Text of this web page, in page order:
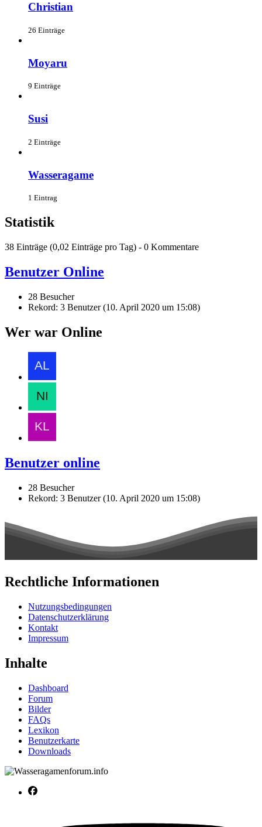
Christian
26 Einträge
Moyaru
9 Einträge
Susi
2 Einträge
Wasseragame
1 Eintrag
Statistik
38 Einträge (0,02 Einträge pro Tag) - 0 Kommentare
Benutzer Online
28 Besucher
Rekord: 3 Benutzer (10. April 2020 um 15:08)
Wer war Online
Benutzer online
28 Besucher
Rekord: 3 Benutzer (10. April 2020 um 15:08)
Rechtliche Informationen
Nutzungsbedingungen
Datenschutzerklärung
Kontakt
Impressum
Inhalte
Dashboard
Forum
Bilder
FAQs
Lexikon
Benutzerkarte
Downloads